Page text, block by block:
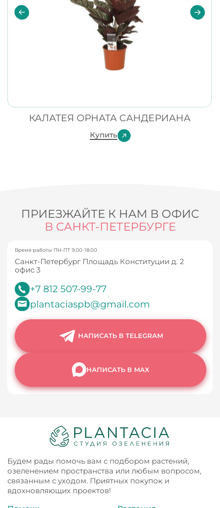
КАЛАТЕЯ ОРНАТА САНДЕРИАНА
Купить
ПРИЕЗЖАЙТЕ К НАМ В ОФИС
В САНКТ-ПЕТЕРБУРГЕ
Время работы ПН-ПТ 9.00-18.00
Санкт-Петербург Площадь Конституции д. 2
офис 3
+7 812 507-99-77
plantaciaspb@gmail.com
НАПИСАТЬ В TELEGRAM
НАПИСАТЬ В MAX
Будем рады помочь вам с подбором растений,
озеленением пространства или любым вопросом,
связанным с уходом. Приятных покупок и
вдохновляющих проектов!